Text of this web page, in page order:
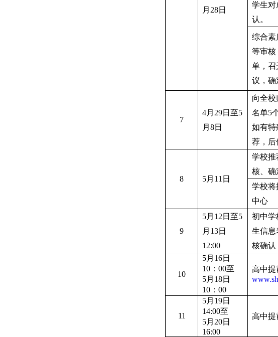
月28日
学生对
认。
综合素
等审核
单，召
议，确
7
4月29日至5
月8日
向全校
名单5
如有特
荐，后
8 5月11日
学校推
核、确
学校将
中心
9
5月12日至5
月13日
12:00
初中学
生信息
核确认
10
5月16日
10：00至
5月18日
10：00
高中提
11
5月19日
14:00至
5月20日
16:00
高中提